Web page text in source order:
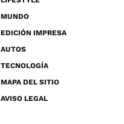
MUNDO
EDICIÓN IMPRESA
AUTOS
TECNOLOGÍA
MAPA DEL SITIO
AVISO LEGAL